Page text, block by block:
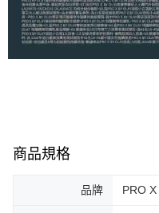
商品規格
品牌 PRO X